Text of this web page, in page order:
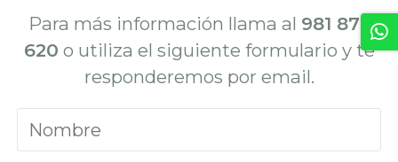
Para más información llama al 981 872
620 o utiliza el siguiente formulario y te
responderemos por email.